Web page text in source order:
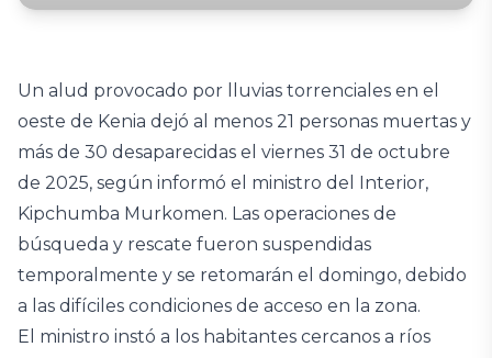
Un alud provocado por lluvias torrenciales en el
oeste de Kenia dejó al menos 21 personas muertas y
más de 30 desaparecidas el viernes 31 de octubre
de 2025, según informó el ministro del Interior,
Kipchumba Murkomen. Las operaciones de
búsqueda y rescate fueron suspendidas
temporalmente y se retomarán el domingo, debido
a las difíciles condiciones de acceso en la zona.
El ministro instó a los habitantes cercanos a ríos